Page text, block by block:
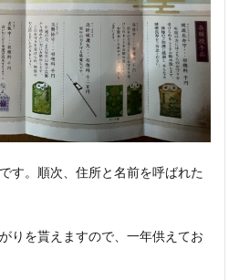
す。順次、住所と名前を呼ばれた
りを貰えますので、一年供えてお